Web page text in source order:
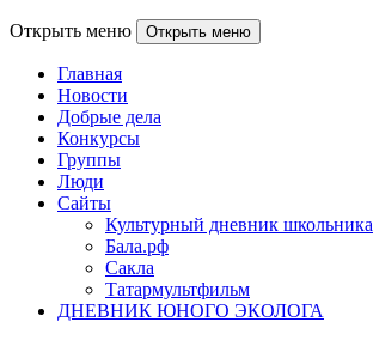
Открыть меню Открыть меню
Главная
Новости
Добрые дела
Конкурсы
Группы
Люди
Сайты
Культурный дневник школьника
Бала.рф
Сакла
Татармультфильм
ДНЕВНИК ЮНОГО ЭКОЛОГА